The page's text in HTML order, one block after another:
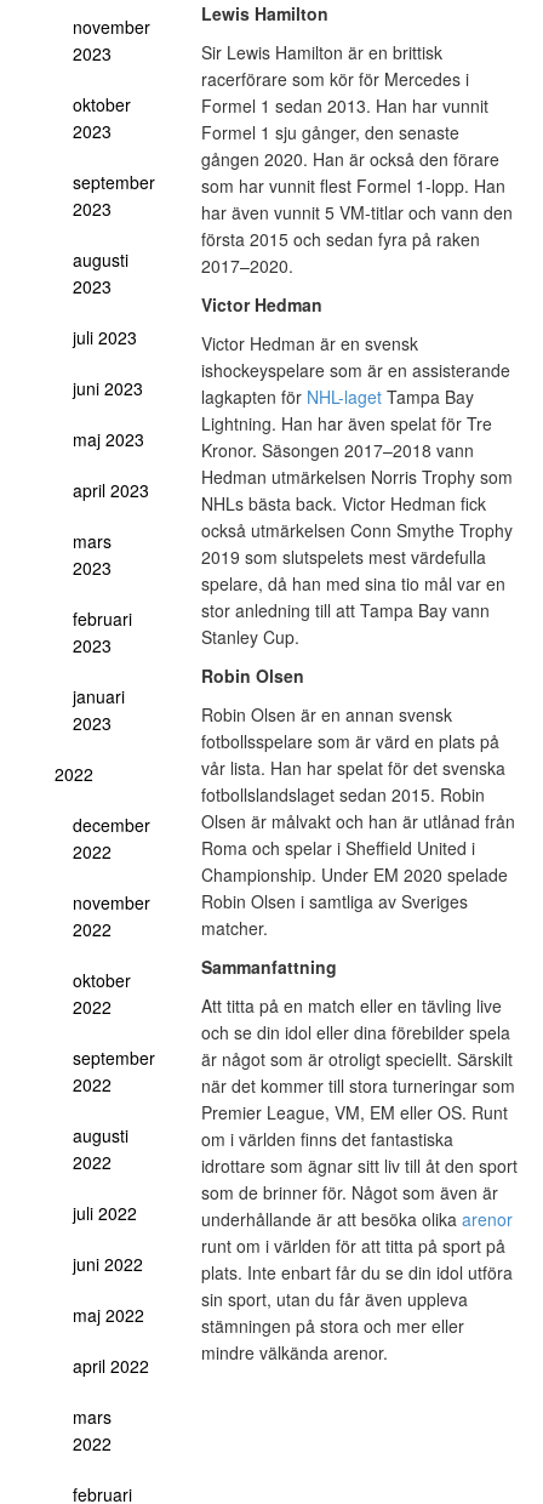
november
2023
oktober
2023
september
2023
augusti
2023
juli 2023
juni 2023
maj 2023
april 2023
mars
2023
februari
2023
januari
2023
2022
december
2022
november
2022
oktober
2022
september
2022
augusti
2022
juli 2022
juni 2022
maj 2022
april 2022
mars
2022
februari
Lewis Hamilton
Sir Lewis Hamilton är en brittisk
racerförare som kör för Mercedes i
Formel 1 sedan 2013. Han har vunnit
Formel 1 sju gånger, den senaste
gången 2020. Han är också den förare
som har vunnit flest Formel 1-lopp. Han
har även vunnit 5 VM-titlar och vann den
första 2015 och sedan fyra på raken
2017–2020.
Victor Hedman
Victor Hedman är en svensk
ishockeyspelare som är en assisterande
lagkapten för NHL-lagetTampa Bay
Lightning. Han har även spelat för Tre
Kronor. Säsongen 2017–2018 vann
Hedman utmärkelsen Norris Trophy som
NHLs bästa back. Victor Hedman fick
också utmärkelsen Conn Smythe Trophy
2019 som slutspelets mest värdefulla
spelare, då han med sina tio mål var en
stor anledning till att Tampa Bay vann
Stanley Cup.
Robin Olsen
Robin Olsen är en annan svensk
fotbollsspelare som är värd en plats på
vår lista. Han har spelat för det svenska
fotbollslandslaget sedan 2015. Robin
Olsen är målvakt och han är utlånad från
Roma och spelar i Sheffield United i
Championship. Under EM 2020 spelade
Robin Olsen i samtliga av Sveriges
matcher.
Sammanfattning
Att titta på en match eller en tävling live
och se din idol eller dina förebilder spela
är något som är otroligt speciellt. Särskilt
när det kommer till stora turneringar som
Premier League, VM, EM eller OS. Runt
om i världen finns det fantastiska
idrottare som ägnar sitt liv till åt den sport
som de brinner för. Något som även är
underhållande är att besöka olika arenor
runt om i världen för att titta på sport på
plats. Inte enbart får du se din idol utföra
sin sport, utan du får även uppleva
stämningen på stora och mer eller
mindre välkända arenor.